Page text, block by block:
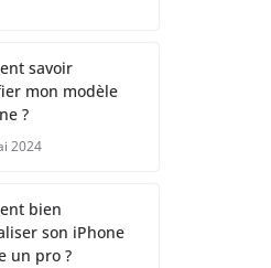
savoir
mon modèle
?
2024
bien
son iPhone
un pro ?